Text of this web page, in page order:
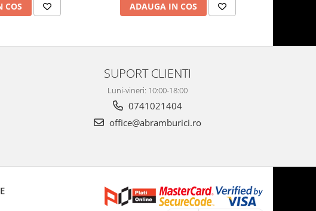
COS ADAUGA IN COS
SUPORT CLIENTI
Luni-vineri: 10:00-18:00
0741021404
office@abramburici.ro